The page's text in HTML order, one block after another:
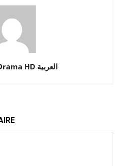
Turkish Drama HD العربية